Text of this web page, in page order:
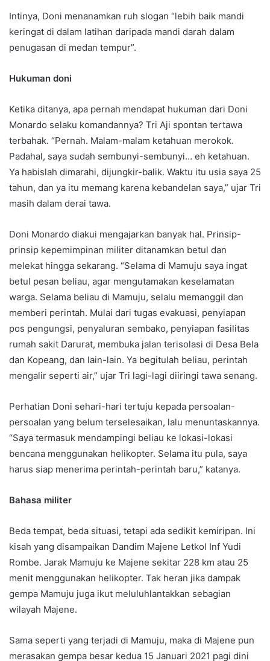
Intinya, Doni menanamkan ruh slogan “lebih baik mandi
keringat di dalam latihan daripada mandi darah dalam
penugasan di medan tempur”.
Hukuman doni
Ketika ditanya, apa pernah mendapat hukuman dari Doni
Monardo selaku komandannya? Tri Aji spontan tertawa
terbahak. “Pernah. Malam-malam ketahuan merokok.
Padahal, saya sudah sembunyi-sembunyi… eh ketahuan.
Ya habislah dimarahi, dijungkir-balik. Waktu itu usia saya 25
tahun, dan ya itu memang karena kebandelan saya,” ujar Tri
masih dalam derai tawa.
Doni Monardo diakui mengajarkan banyak hal. Prinsip-
prinsip kepemimpinan militer ditanamkan betul dan
melekat hingga sekarang. “Selama di Mamuju saya ingat
betul pesan beliau, agar mengutamakan keselamatan
warga. Selama beliau di Mamuju, selalu memanggil dan
memberi perintah. Mulai dari tugas evakuasi, penyiapan
pos pengungsi, penyaluran sembako, penyiapan fasilitas
rumah sakit Darurat, membuka jalan terisolasi di Desa Bela
dan Kopeang, dan lain-lain. Ya begitulah beliau, perintah
mengalir seperti air,” ujar Tri lagi-lagi diiringi tawa senang.
Perhatian Doni sehari-hari tertuju kepada persoalan-
persoalan yang belum terselesaikan, lalu menuntaskannya.
“Saya termasuk mendampingi beliau ke lokasi-lokasi
bencana menggunakan helikopter. Selama itu pula, saya
harus siap menerima perintah-perintah baru,” katanya.
Bahasa militer
Beda tempat, beda situasi, tetapi ada sedikit kemiripan. Ini
kisah yang disampaikan Dandim Majene Letkol Inf Yudi
Rombe. Jarak Mamuju ke Majene sekitar 228 km atau 25
menit menggunakan helikopter. Tak heran jika dampak
gempa Mamuju juga ikut meluluhlantakkan sebagian
wilayah Majene.
Sama seperti yang terjadi di Mamuju, maka di Majene pun
merasakan gempa besar kedua 15 Januari 2021 pagi dini